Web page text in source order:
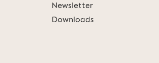
Newsletter
Downloads